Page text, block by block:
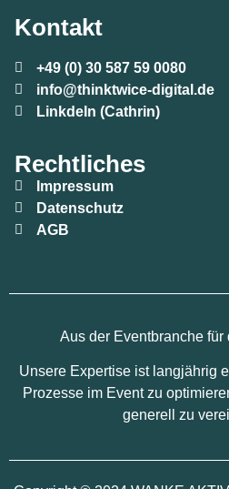
Kontakt
+49 (0) 30 587 59 0080
info@thinktwice-digital.de
LinkdeIn (Cathrin)
Rechtliches
Impressum
Datenschutz
AGB
Aus der Eventbranche für
Unsere Expertise ist langjährig
Prozesse im Event zu
generell zu